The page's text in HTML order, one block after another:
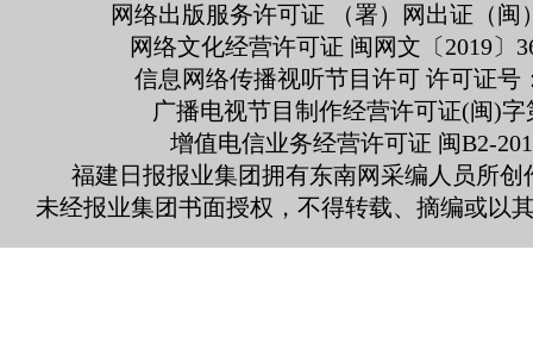
网络出版服务许可证 （署）网出证（闽
网络文化经营许可证 闽网文〔2019〕
信息网络传播视听节目许可 许可证号
广播电视节目制作经营许可证(闽)字
增值电信业务经营许可证 闽B2-
福建日报报业集团拥有东南网采编人员所创
未经报业集团书面授权，不得转载、摘编或以